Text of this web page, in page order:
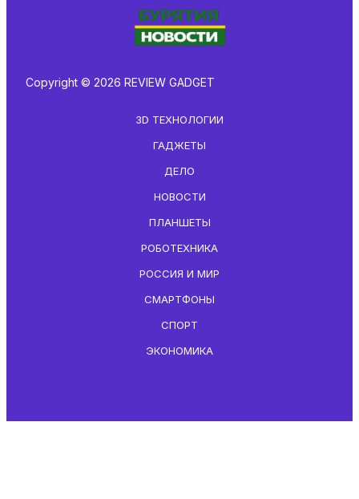
Copyright © 2026 REVIEW GADGET
3D ТЕХНОЛОГИИ
ГАДЖЕТЫ
ДЕЛО
НОВОСТИ
ПЛАНШЕТЫ
РОБОТЕХНИКА
РОССИЯ И МИР
СМАРТФОНЫ
СПОРТ
ЭКОНОМИКА